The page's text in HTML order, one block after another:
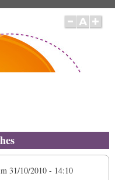
31/10/2010 - 14:10